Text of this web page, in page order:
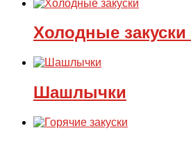
Холодные закуски
Шашлычки